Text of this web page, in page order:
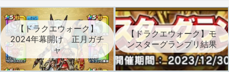
【ドラクエウォーク】
2024年幕開け 正月ガチ
ャ
【ドラクエウォーク】モ
ンスターグランプリ結果